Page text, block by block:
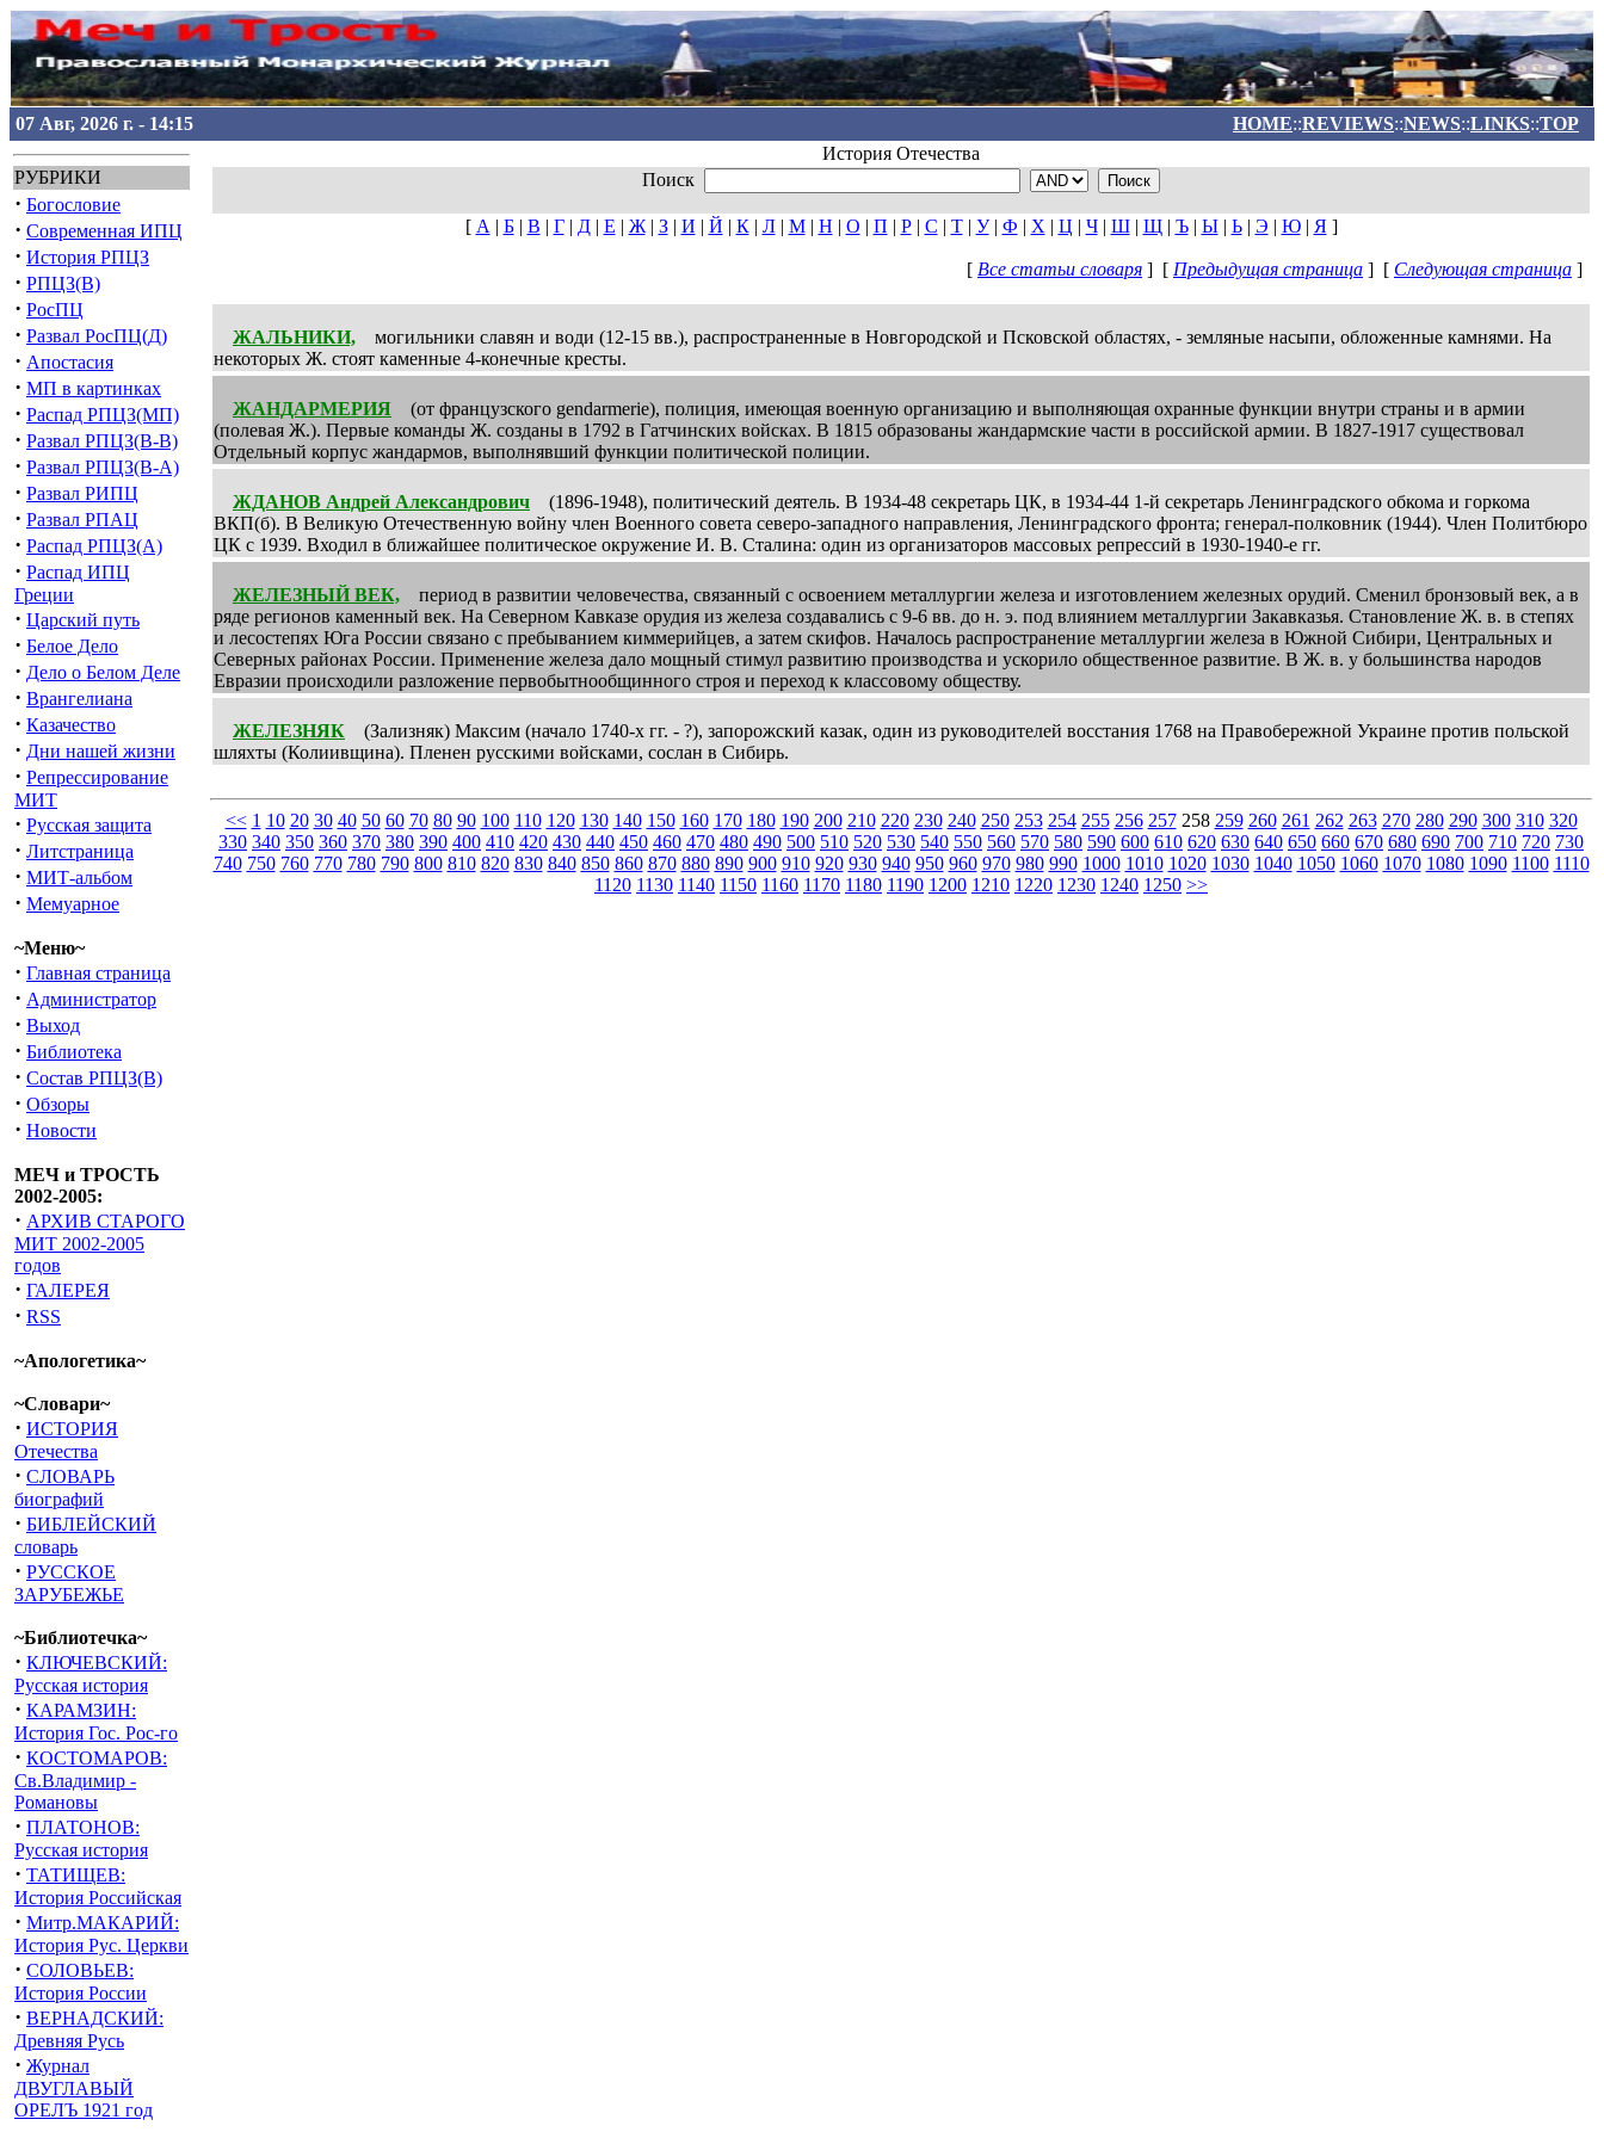
07 Авг, 2026 г. - 14:15 HOME::REVIEWS::NEWS::LINKS::TOP
РУБРИКИ
· Богословие
· Современная ИПЦ
· История РПЦЗ
· РПЦЗ(В)
· РосПЦ
· Развал РосПЦ(Д)
· Апостасия
· МП в картинках
· Распад РПЦЗ(МП)
· Развал РПЦЗ(В-В)
· Развал РПЦЗ(В-А)
· Развал РИПЦ
· Развал РПАЦ
· Распад РПЦЗ(А)
· Распад ИПЦ
Греции
· Царский путь
· Белое Дело
· Дело о Белом Деле
· Врангелиана
· Казачество
· Дни нашей жизни
· Репрессирование
МИТ
· Русская защита
· Литстраница
· МИТ-альбом
· Мемуарное
~Меню~
· Главная страница
· Администратор
· Выход
· Библиотека
· Состав РПЦЗ(В)
· Обзоры
· Новости
МЕЧ и ТРОСТЬ
2002-2005:
· АРХИВ СТАРОГО
МИТ 2002-2005
годов
· ГАЛЕРЕЯ
· RSS
~Апологетика~
~Словари~
· ИСТОРИЯ
Отечества
· СЛОВАРЬ
биографий
· БИБЛЕЙСКИЙ
словарь
· РУССКОЕ
ЗАРУБЕЖЬЕ
~Библиотечка~
· КЛЮЧЕВСКИЙ:
Русская история
· КАРАМЗИН:
История Гос. Рос-го
· КОСТОМАРОВ:
Св.Владимир -
Романовы
· ПЛАТОНОВ:
Русская история
· ТАТИЩЕВ:
История Российская
· Митр.МАКАРИЙ:
История Рус. Церкви
· СОЛОВЬЕВ:
История России
· ВЕРНАДСКИЙ:
Древняя Русь
· Журнал
ДВУГЛАВЫЙ
ОРЕЛЪ 1921 год
История Отечества
Поиск
[ А | Б| В | Г| Д| Е | Ж| З| И | Й | К| Л| М| Н | О | П | Р| С | Т| У| Ф | Х | Ц | Ч| Ш| Щ| Ъ| Ы| Ь| Э | Ю| Я]
[ Все статьи словаря ] [ Предыдущая страница ] [ Следующая страница ]
ЖАЛЬНИКИ, могильники славян и води (12-15 вв.), распространенные в Новгородской и Псковской областях, - земляные насыпи, обложенные камнями. На
некоторых Ж. стоят каменные 4-конечные кресты.
ЖАНДАРМЕРИЯ (от французского gendarmerie), полиция, имеющая военную организацию и выполняющая охранные функции внутри страны и в армии
(полевая Ж.). Первые команды Ж. созданы в 1792 в Гатчинских войсках. В 1815 образованы жандармские части в российской армии. В 1827-1917 существовал
Отдельный корпус жандармов, выполнявший функции политической полиции.
ЖДАНОВ Андрей Александрович (1896-1948), политический деятель. В 1934-48 секретарь ЦК, в 1934-44 1-й секретарь Ленинградского обкома и горкома
ВКП(б). В Великую Отечественную войну член Военного совета северо-западного направления, Ленинградского фронта; генерал-полковник (1944). Член Политбюро
ЦК с 1939. Входил в ближайшее политическое окружение И. В. Сталина: один из организаторов массовых репрессий в 1930-1940-е гг.
ЖЕЛЕЗНЫЙ ВЕК, период в развитии человечества, связанный с освоением металлургии железа и изготовлением железных орудий. Сменил бронзовый век, а в
ряде регионов каменный век. На Северном Кавказе орудия из железа создавались с 9-6 вв. до н. э. под влиянием металлургии Закавказья. Становление Ж. в. в степях
и лесостепях Юга России связано с пребыванием киммерийцев, а затем скифов. Началось распространение металлургии железа в Южной Сибири, Центральных и
Северных районах России. Применение железа дало мощный стимул развитию производства и ускорило общественное развитие. В Ж. в. у большинства народов
Евразии происходили разложение первобытнообщинного строя и переход к классовому обществу.
ЖЕЛЕЗНЯК (Зализняк) Максим (начало 1740-х гг. - ?), запорожский казак, один из руководителей восстания 1768 на Правобережной Украине против польской
шляхты (Колиивщина). Пленен русскими войсками, сослан в Сибирь.
<< 1 10 20 30 40 50 60 70 80 90 100 110 120 130 140 150 160 170 180 190 200 210 220 230 240 250 253 254 255 256 257258 259 260 261 262 263 270 280 290 300 310 320
330 340 350 360 370 380 390 400 410 420 430 440 450 460 470 480 490 500 510 520 530 540 550 560 570 580 590 600 610 620 630 640 650 660 670 680 690 700 710 720 730
740 750 760 770 780 790 800 810 820 830 840 850 860 870 880 890 900 910 920 930 940 950 960 970 980 990 1000 1010 1020 1030 1040 1050 1060 1070 1080 1090 1100 1110
1120 1130 1140 1150 1160 1170 1180 1190 1200 1210 1220 1230 1240 1250 >>